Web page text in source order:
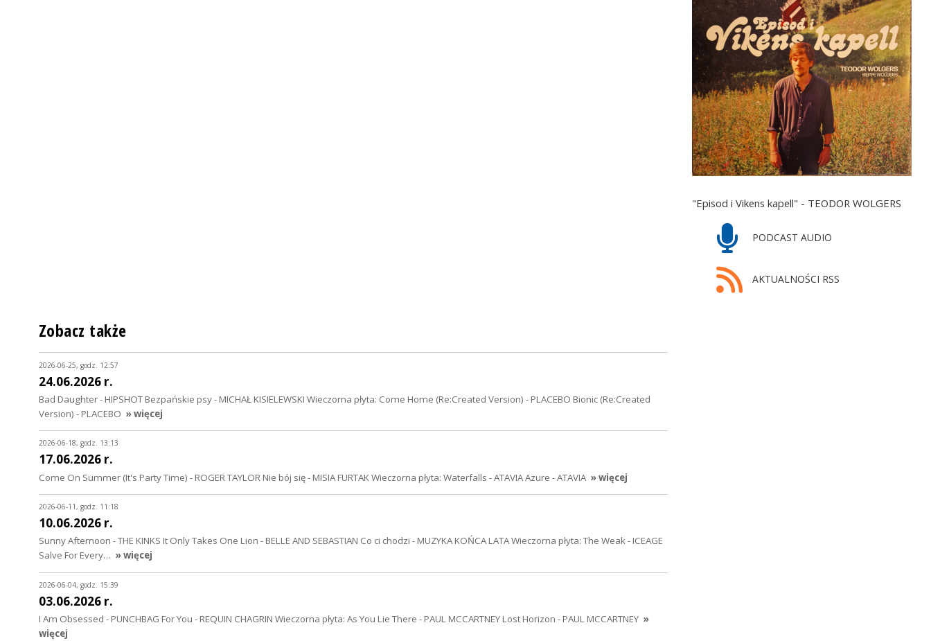
"Episod i Vikens kapell" - TEODOR WOLGERS
PODCAST AUDIO
AKTUALNOŚCI RSS
Zobacz także
2026-06-25, godz. 12:57
24.06.2026 r.
Bad Daughter - HIPSHOT Bezpańskie psy - MICHAŁ KISIELEWSKI Wieczorna płyta: Come Home (Re:Created Version) - PLACEBO Bionic (Re:Created
Version) - PLACEBO » więcej
2026-06-18, godz. 13:13
17.06.2026 r.
Come On Summer (It's Party Time) - ROGER TAYLOR Nie bój się - MISIA FURTAK Wieczorna płyta: Waterfalls - ATAVIA Azure - ATAVIA » więcej
2026-06-11, godz. 11:18
10.06.2026 r.
Sunny Afternoon - THE KINKS It Only Takes One Lion - BELLE AND SEBASTIAN Co ci chodzi - MUZYKA KOŃCA LATA Wieczorna płyta: The Weak - ICEAGE
Salve For Every… » więcej
2026-06-04, godz. 15:39
03.06.2026 r.
I Am Obsessed - PUNCHBAG For You - REQUIN CHAGRIN Wieczorna płyta: As You Lie There - PAUL MCCARTNEY Lost Horizon - PAUL MCCARTNEY »
więcej